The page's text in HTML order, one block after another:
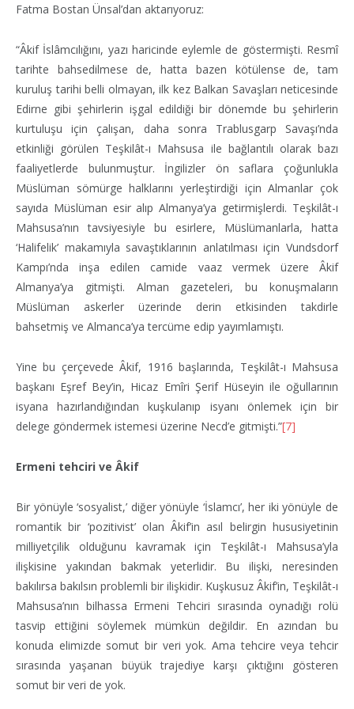
Fatma Bostan Ünsal’dan aktarıyoruz:
“Âkif İslâmcılığını, yazı haricinde eylemle de göstermişti. Resmî
tarihte bahsedilmese de, hatta bazen kötülense de, tam
kuruluş tarihi belli olmayan, ilk kez Balkan Savaşları neticesinde
Edirne gibi şehirlerin işgal edildiği bir dönemde bu şehirlerin
kurtuluşu için çalışan, daha sonra Trablusgarp Savaşı’nda
etkinliği görülen Teşkilât-ı Mahsusa ile bağlantılı olarak bazı
faaliyetlerde bulunmuştur. İngilizler ön saflara çoğunlukla
Müslüman sömürge halklarını yerleştirdiği için Almanlar çok
sayıda Müslüman esir alıp Almanya’ya getirmişlerdi. Teşkilât-ı
Mahsusa’nın tavsiyesiyle bu esirlere, Müslümanlarla, hatta
‘Halifelik’ makamıyla savaştıklarının anlatılması için Vundsdorf
Kampı’nda inşa edilen camide vaaz vermek üzere Âkif
Almanya’ya gitmişti. Alman gazeteleri, bu konuşmaların
Müslüman askerler üzerinde derin etkisinden takdirle
bahsetmiş ve Almanca’ya tercüme edip yayımlamıştı.
Yine bu çerçevede Âkif, 1916 başlarında, Teşkilât-ı Mahsusa
başkanı Eşref Bey’in, Hicaz Emîri Şerif Hüseyin ile oğullarının
isyana hazırlandığından kuşkulanıp isyanı önlemek için bir
delege göndermek istemesi üzerine Necd’e gitmişti.”[7]
Ermeni tehciri ve Âkif
Bir yönüyle ‘sosyalist,’ diğer yönüyle ‘İslamcı’, her iki yönüyle de
romantik bir ‘pozitivist’ olan Âkif’in asıl belirgin hususiyetinin
milliyetçilik olduğunu kavramak için Teşkilât-ı Mahsusa’yla
ilişkisine yakından bakmak yeterlidir. Bu ilişki, neresinden
bakılırsa bakılsın problemli bir ilişkidir. Kuşkusuz Âkif’in, Teşkilât-ı
Mahsusa’nın bilhassa Ermeni Tehciri sırasında oynadığı rolü
tasvip ettiğini söylemek mümkün değildir. En azından bu
konuda elimizde somut bir veri yok. Ama tehcire veya tehcir
sırasında yaşanan büyük trajediye karşı çıktığını gösteren
somut bir veri de yok.